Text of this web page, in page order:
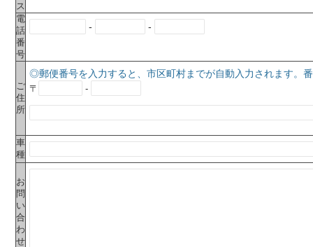
ス
電
話
番
号
- -
ご
住
所
◎郵便番号を入力すると、市区町村までが自動入力されます。
〒 -
車
種
お
問
い
合
わ
せ